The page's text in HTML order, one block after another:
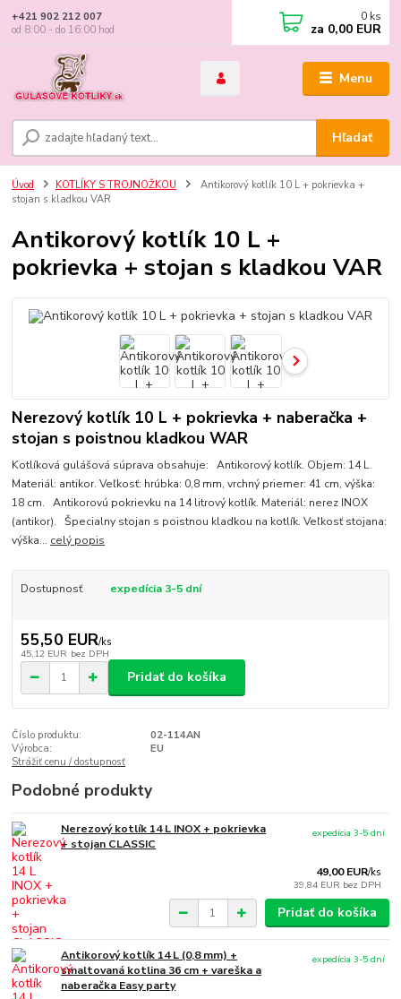
Menu
Hľadať
+421 902 212 007
od 8:00 - do 16:00 hod
0 ks
za 0,00 EUR
Úvod KOTLÍKY S TROJNOŽKOU
Antikorový kotlík 10 L + pokrievka +
stojan s kladkou VAR
Antikorový kotlík 10 L +
pokrievka + stojan s kladkou VAR
Nerezový kotlík 10 L + pokrievka + naberačka +
stojan s poistnou kladkou WAR
Kotlíková gulášová súprava obsahuje: Antikorový kotlík. Objem: 14 L.
Materiál: antikor. Veľkosť: hrúbka: 0,8 mm, vrchný priemer: 41 cm, výška:
18 cm. Antikorovú pokrievku na 14 litrový kotlík. Materiál: nerez INOX
(antikor). Špecialny stojan s poistnou kladkou na kotlík. Veľkosť stojana:
výška... celý popis
Dostupnosť expedícia 3-5 dní
55,50 EUR/ks
45,12 EUR bez DPH
Pridať do košíka
Číslo produktu:
02-114AN
Výrobca:
EU
Strážiť cenu / dostupnosť
Podobné produkty
Nerezový kotlík 14 L INOX + pokrievka
+ stojan CLASSIC
49,00 EUR/ks
39,84 EUR bez DPH
expedícia 3-5 dní
Pridať do košíka
Antikorový kotlík 14 L (0,8 mm) +
smaltovaná kotlina 36 cm + vareška a
naberačka Easy party
expedícia 3-5 dní